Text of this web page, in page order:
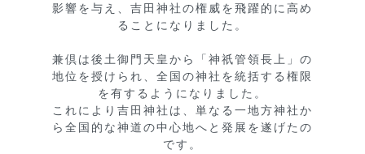
影響を与え、吉田神社の権威を飛躍的に高め
ることになりました。
兼倶は後土御門天皇から「神祇管領長上」の
地位を授けられ、全国の神社を統括する権限
を有するようになりました。
これにより吉田神社は、単なる一地方神社か
ら全国的な神道の中心地へと発展を遂げたの
です。